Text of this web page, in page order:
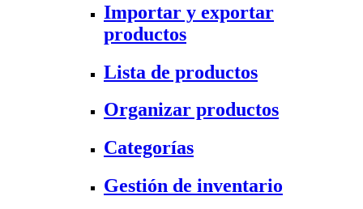
Importar y exportar
productos
Lista de productos
Organizar productos
Categorías
Gestión de inventario